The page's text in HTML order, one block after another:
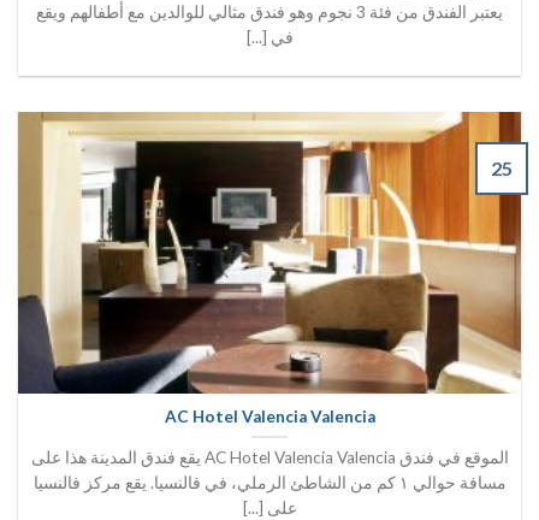
يعتبر الفندق من فئة 3 نجوم وهو فندق مثالي للوالدين مع أطفالهم ويقع
في [...]
AC Hotel Valencia Valencia
الموقع في فندق AC Hotel Valencia Valencia يقع فندق المدينة هذا على
مسافة حوالي ١ كم من الشاطئ الرملي، في فالنسيا. يقع مركز فالنسيا
على [...]
25